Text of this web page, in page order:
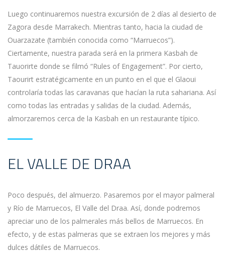
Luego continuaremos nuestra excursión de 2 días al desierto de
Zagora desde Marrakech. Mientras tanto, hacia la ciudad de
Ouarzazate (también conocida como “Marruecos”).
Ciertamente, nuestra parada será en la primera Kasbah de
Tauorirte donde se filmó “Rules of Engagement”. Por cierto,
Taourirt estratégicamente en un punto en el que el Glaoui
controlaría todas las caravanas que hacían la ruta sahariana. Así
como todas las entradas y salidas de la ciudad. Además,
almorzaremos cerca de la Kasbah en un restaurante típico.
EL VALLE DE DRAA
Poco después, del almuerzo. Pasaremos por el mayor palmeral
y Río de Marruecos, El Valle del Draa. Así, donde podremos
apreciar uno de los palmerales más bellos de Marruecos. En
efecto, y de estas palmeras que se extraen los mejores y más
dulces dátiles de Marruecos.